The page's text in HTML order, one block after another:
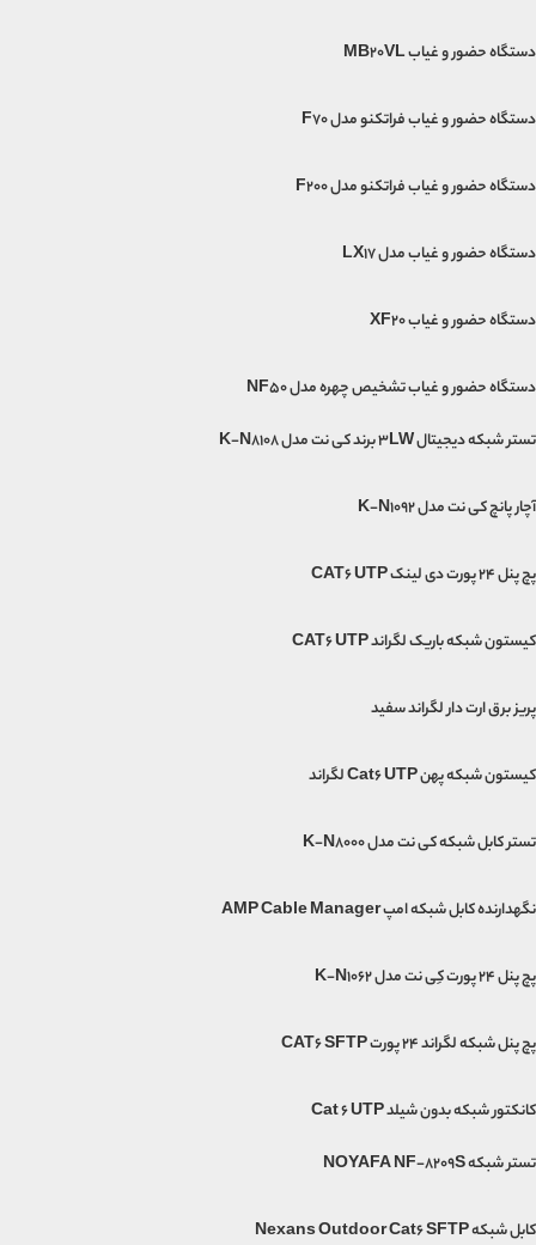
دستگاه حضور و غیاب MB20VL
دستگاه حضور و غیاب فراتکنو مدل F70
دستگاه حضور و غیاب فراتکنو مدل F200
دستگاه حضور و غیاب مدل LX17
دستگاه حضور و غیاب XF20
دستگاه حضور و غیاب تشخیص چهره مدل NF50
تستر شبکه دیجیتال 3LW برند کی نت مدل K-N8108
آچار پانچ کی نت مدل K-N1092
پچ پنل 24 پورت دی لینک CAT6 UTP
کیستون شبکه باریک لگراند CAT6 UTP
پریز برق ارت دار لگراند سفید
کیستون شبکه پهن Cat6 UTP لگراند
تستر کابل شبکه کی نت مدل K-N8000
نگهدارنده کابل شبکه امپ AMP Cable Manager
پچ پنل 24 پورت کِی نت مدل K-N1062
پچ پنل شبکه لگراند 24 پورت CAT6 SFTP
کانکتور شبکه بدون شیلد Cat 6 UTP
تستر شبکه NOYAFA NF-8209S
کابل شبکه Nexans Outdoor Cat6 SFTP